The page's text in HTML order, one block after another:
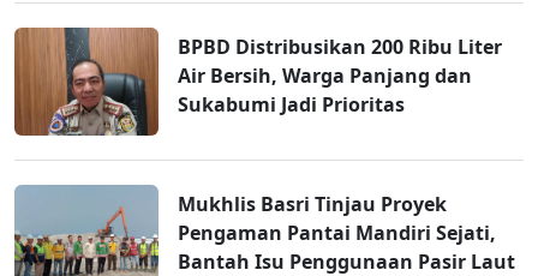
BPBD Distribusikan 200 Ribu Liter
Air Bersih, Warga Panjang dan
Sukabumi Jadi Prioritas
Mukhlis Basri Tinjau Proyek
Pengaman Pantai Mandiri Sejati,
Bantah Isu Penggunaan Pasir Laut